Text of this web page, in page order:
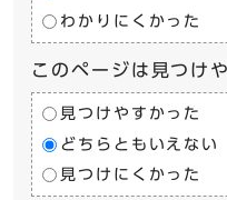
わかりにくかった
このページは見つけ
見つけやすかった
どちらともいえない
見つけにくかった